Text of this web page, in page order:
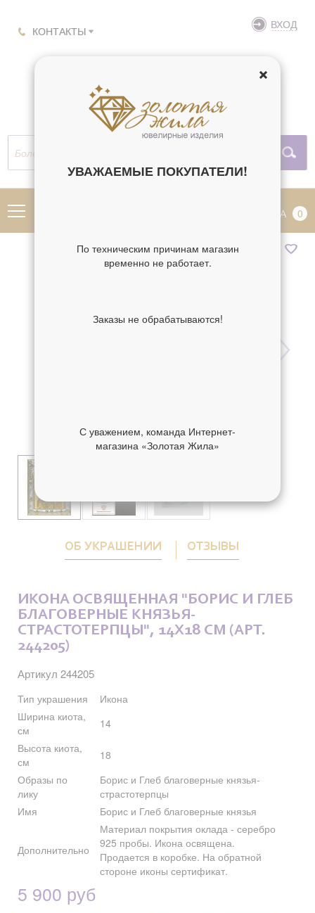
КОНТАКТЫ ВХОД
КОРЗИНА 0
ОБ УКРАШЕНИИ ОТЗЫВЫ
ИКОНА ОСВЯЩЕННАЯ "БОРИС И ГЛЕБ
БЛАГОВЕРНЫЕ КНЯЗЬЯ-
СТРАСТОТЕРПЦЫ", 14X18 СМ (АРТ.
244205)
Артикул 244205
Тип украшения
Икона
Ширина киота,
см
14
Высота киота,
см
18
Образы по
лику
Борис и Глеб благоверные князья-
страстотерпцы
Имя
Борис и Глеб благоверные князья
Дополнительно
Материал покрытия оклада - серебро
925 пробы. Икона освящена.
Продается в коробке. На обратной
стороне иконы сертификат.
5 900 руб
УВАЖАЕМЫЕ ПОКУПАТЕЛИ!
По техническим причинам магазин
временно не работает.
Заказы не обрабатываются!
С уважением, команда Интернет-
магазина «Золотая Жила»